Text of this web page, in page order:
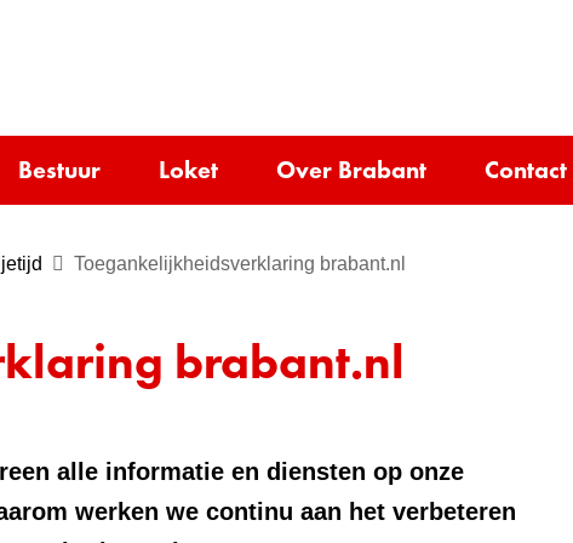
inhoud
Bestuur Loket Over Brabant Contact
Toegankelijkheidsverklaring brabant.nl
brabant.nl
alle informatie en diensten op onze
werken we continu aan het verbeteren